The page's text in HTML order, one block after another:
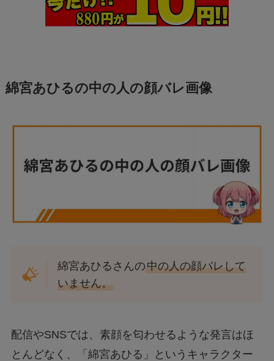
綿宮あひるの中の人の顔バレ画像
綿宮あひるさんの中の人の顔バレして
いません。
配信やSNSでは、素顔を匂わせるような発言はほ
とんどなく、「綿宮あひる」というキャラクター